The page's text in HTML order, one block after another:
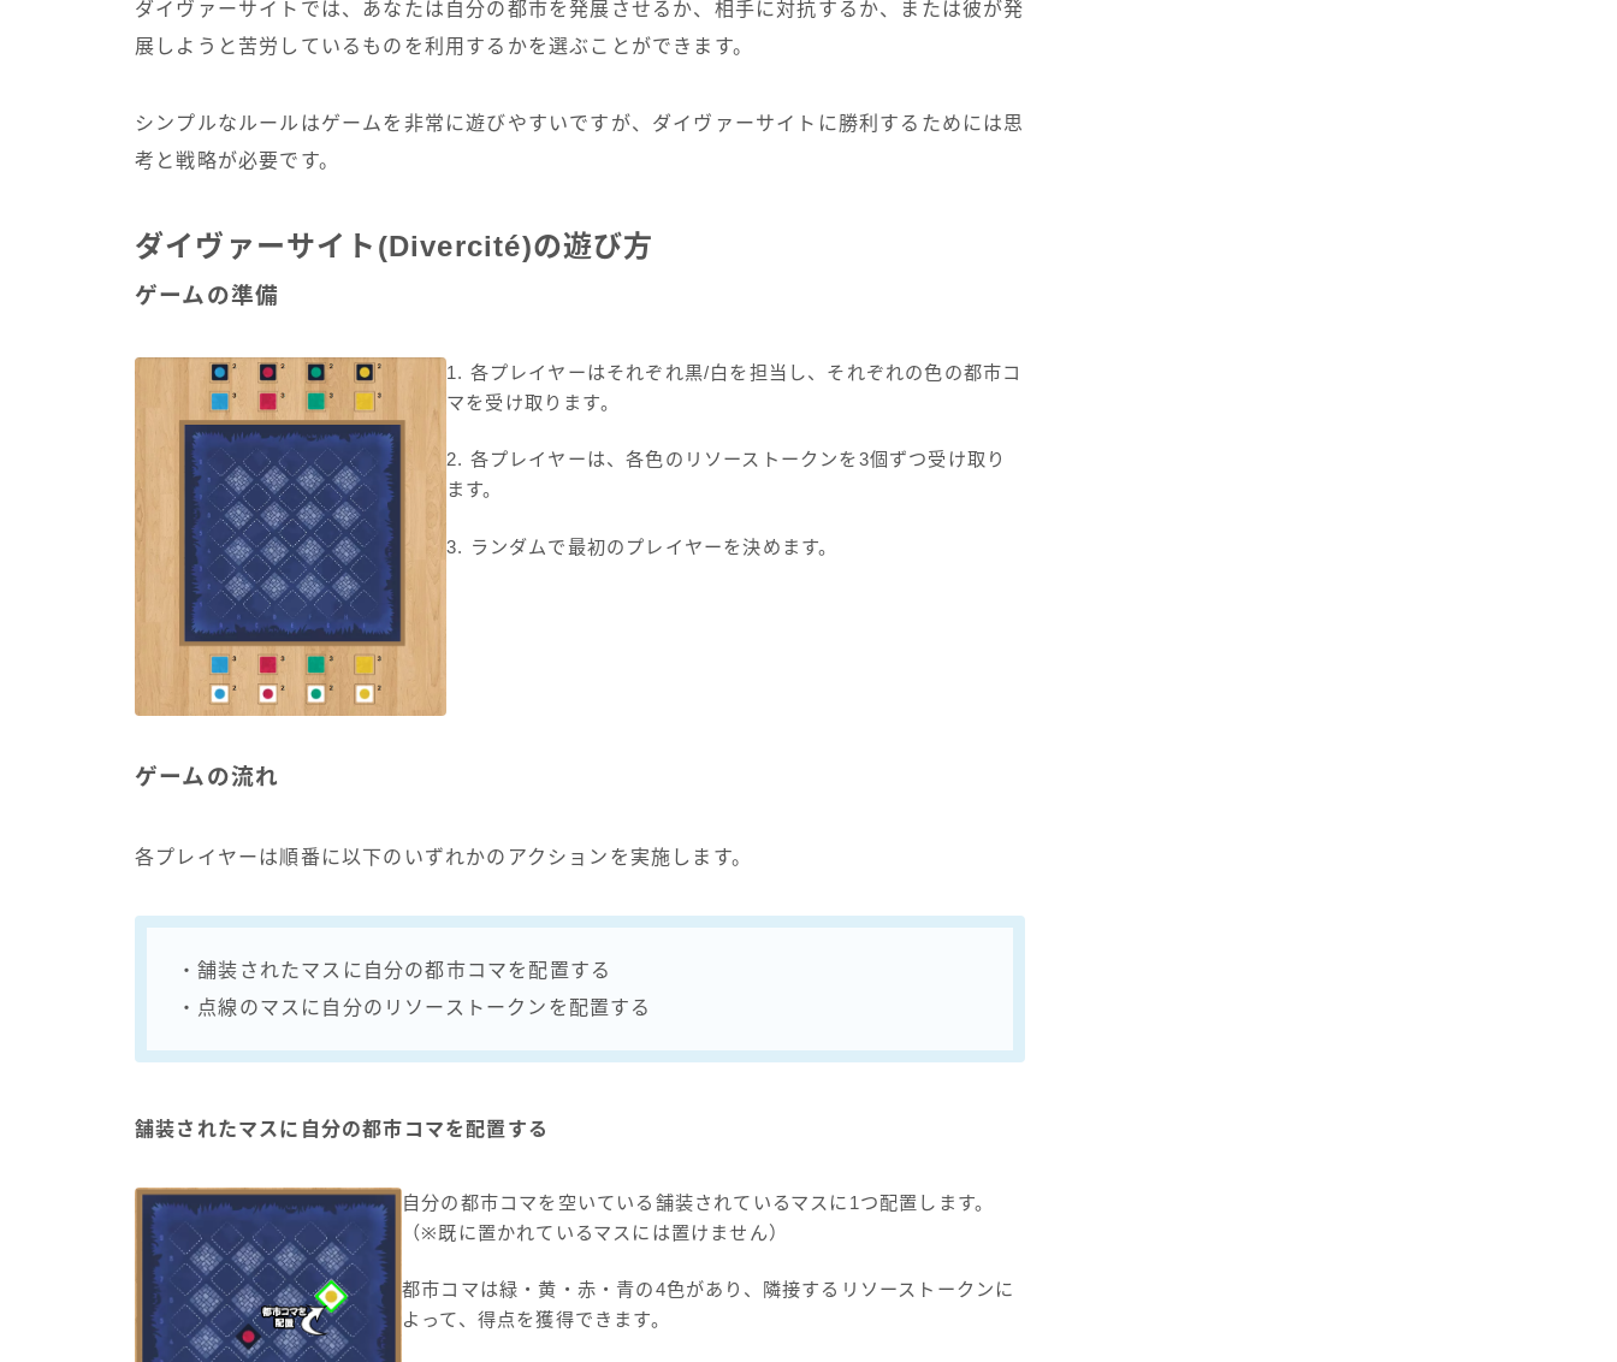
ダイヴァーサイトでは、あなたは自分の都市を発展させるか、相手に対抗するか、または彼が発
展しようと苦労しているものを利用するかを選ぶことができます。
シンプルなルールはゲームを非常に遊びやすいですが、ダイヴァーサイトに勝利するためには思
考と戦略が必要です。
ダイヴァーサイト(Divercité)の遊び方
ゲームの準備
1. 各プレイヤーはそれぞれ黒/白を担当し、それぞれの色の都市コ
マを受け取ります。
2. 各プレイヤーは、各色のリソーストークンを3個ずつ受け取り
ます。
3. ランダムで最初のプレイヤーを決めます。
ゲームの流れ
各プレイヤーは順番に以下のいずれかのアクションを実施します。
・舗装されたマスに自分の都市コマを配置する
・点線のマスに自分のリソーストークンを配置する
舗装されたマスに自分の都市コマを配置する
自分の都市コマを空いている舗装されているマスに1つ配置します。
（※既に置かれているマスには置けません）
都市コマは緑・黄・赤・青の4色があり、隣接するリソーストークンに
よって、得点を獲得できます。